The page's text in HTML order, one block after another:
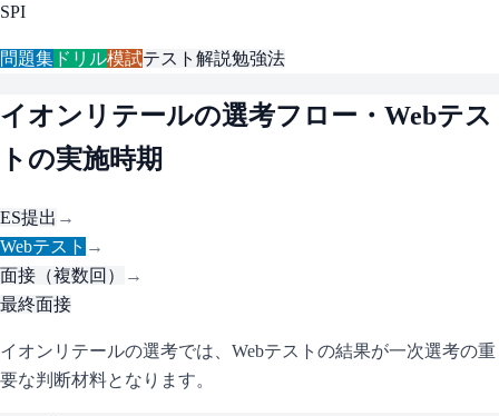
SPI
問題集 ドリル模試テスト解説勉強法
イオンリテールの選考フロー・Webテス
トの実施時期
ES提出 →
Webテスト →
面接（複数回）
→
最終面接
イオンリテールの選考では、Webテストの結果が一次選考の重
要な判断材料となります。